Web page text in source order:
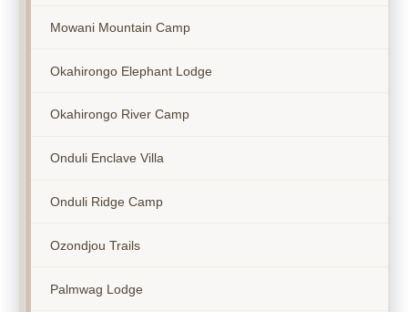
Mowani Mountain Camp
Okahirongo Elephant Lodge
Okahirongo River Camp
Onduli Enclave Villa
Onduli Ridge Camp
Ozondjou Trails
Palmwag Lodge